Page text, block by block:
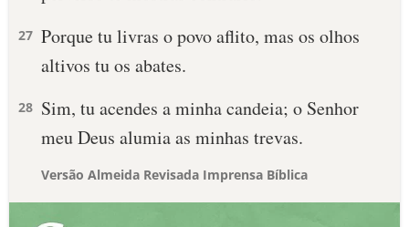
27 Porque tu livras o povo aflito, mas os olhos
altivos tu os abates.
28 Sim, tu acendes a minha candeia; o Senhor
meu Deus alumia as minhas trevas.
Versão Almeida Revisada Imprensa Bíblica